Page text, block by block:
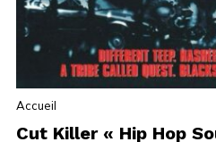
Accueil
Cut Killer « Hip Hop